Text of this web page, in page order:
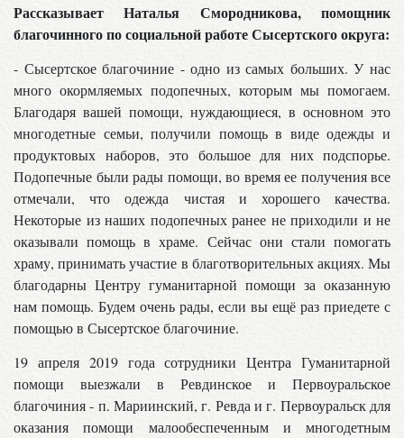
Рассказывает Наталья Смородникова, помощник
благочинного по социальной работе Сысертского округа:
- Сысертское благочиние - одно из самых больших. У нас
много окормляемых подопечных, которым мы помогаем.
Благодаря вашей помощи, нуждающиеся, в основном это
многодетные семьи, получили помощь в виде одежды и
продуктовых наборов, это большое для них подспорье.
Подопечные были рады помощи, во время ее получения все
отмечали, что одежда чистая и хорошего качества.
Некоторые из наших подопечных ранее не приходили и не
оказывали помощь в храме. Сейчас они стали помогать
храму, принимать участие в благотворительных акциях. Мы
благодарны Центру гуманитарной помощи за оказанную
нам помощь. Будем очень рады, если вы ещё раз приедете с
помощью в Сысертское благочиние.
19 апреля 2019 года сотрудники Центра Гуманитарной
помощи выезжали в Ревдинское и Первоуральское
благочиния - п. Мариинский, г. Ревда и г. Первоуральск для
оказания помощи малообеспеченным и многодетным